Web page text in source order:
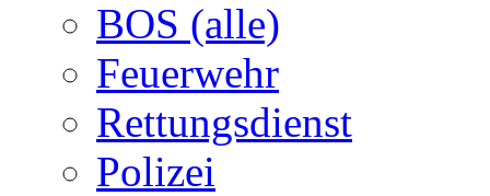
BOS (alle)
Feuerwehr
Rettungsdienst
Polizei